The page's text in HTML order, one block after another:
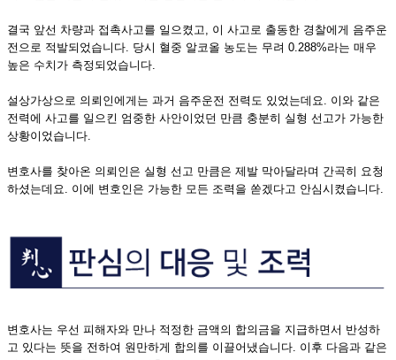
결국 앞선 차량과 접촉사고를 일으켰고, 이 사고로 출동한 경찰에게 음주운
전으로 적발되었습니다. 당시 혈중 알코올 농도는 무려 0.288%라는 매우
높은 수치가 측정되었습니다.
설상가상으로 의뢰인에게는 과거 음주운전 전력도 있었는데요. 이와 같은
전력에 사고를 일으킨 엄중한 사안이었던 만큼 충분히 실형 선고가 가능한
상황이었습니다.
변호사를 찾아온 의뢰인은 실형 선고 만큼은 제발 막아달라며 간곡히 요청
하셨는데요. 이에 변호인은 가능한 모든 조력을 쏟겠다고 안심시켰습니다.
변호사는 우선 피해자와 만나 적정한 금액의 합의금을 지급하면서 반성하
고 있다는 뜻을 전하여 원만하게 합의를 이끌어냈습니다. 이후 다음과 같은